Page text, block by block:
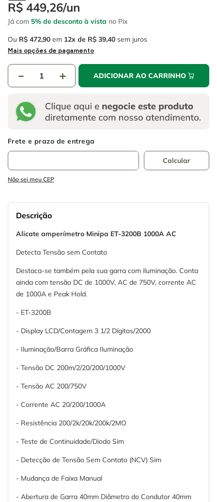
R$ 449,26/un
Já com 5% de desconto à vista no Pix
Ou R$ 472,90 em 12 R$ 39,40 sem juros
Mais opções de pagamento
＋
－ ADICIONAR AO CARRINHO
Não sei meu CEP
Descrição
Alicate amperímetro Minipa ET-3200B 1000A AC
Detecta Tensão sem Contato
Destaca-se também pela sua garra com iluminação. Conta
ainda com tensão DC de 1000V, AC de 750V, corrente AC
de 1000A e Peak Hold.
- ET-3200B
- Display LCD/Contagem 3 1/2 Dígitos/2000
- Iluminação/Barra Gráfica Iluminação
- Tensão DC 200m/2/20/200/1000V
- Tensão AC 200/750V
- Corrente AC 20/200/1000A
- Resistência 200/2k/20k/200k/2MO
- Teste de Continuidade/Diodo Sim
- Detecção de Tensão Sem Contato (NCV) Sim
- Mudança de Faixa Manual
- Abertura de Garra 40mm Diâmetro do Condutor 40mm
6 fio
7º chave impacto
8º disco corte
serra copo
º escada
º serra circular
º fio
disco corte
serra copo